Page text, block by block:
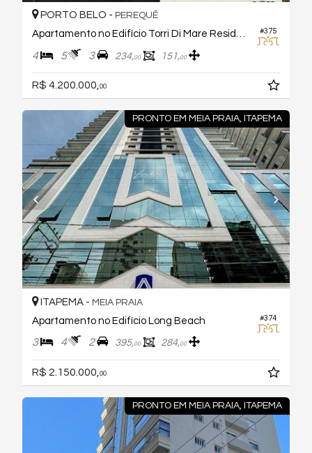
#375
PORTO BELO - PEREQUÊ
Apartamento no Edifício Torri Di Mare Residenziale
4 5 3 234,00 151,00
R$ 4.200.000,00
PRONTO EM MEIA PRAIA, ITAPEMA
#374
ITAPEMA - MEIA PRAIA
Apartamento no Edifício Long Beach
3 4 2 395,00 284,00
R$ 2.150.000, 00
PRONTO EM MEIA PRAIA, ITAPEMA